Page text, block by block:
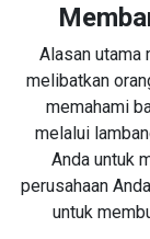
Alasan utama
melibatkan
memahami
melalui
Anda untuk
perusahaan
untuk